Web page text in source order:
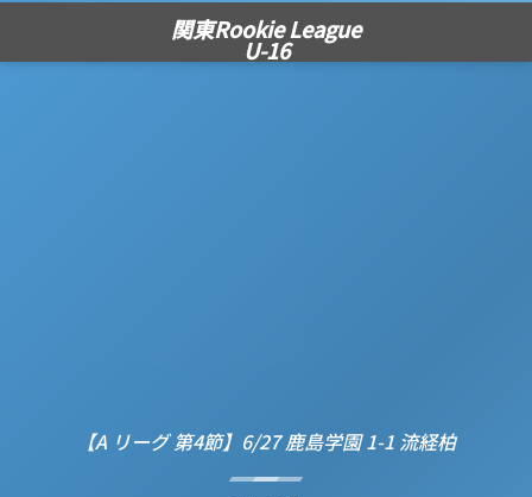
関東Rookie League
U-16
【A リーグ 第4節】6/27 鹿島学園 1-1 流経柏